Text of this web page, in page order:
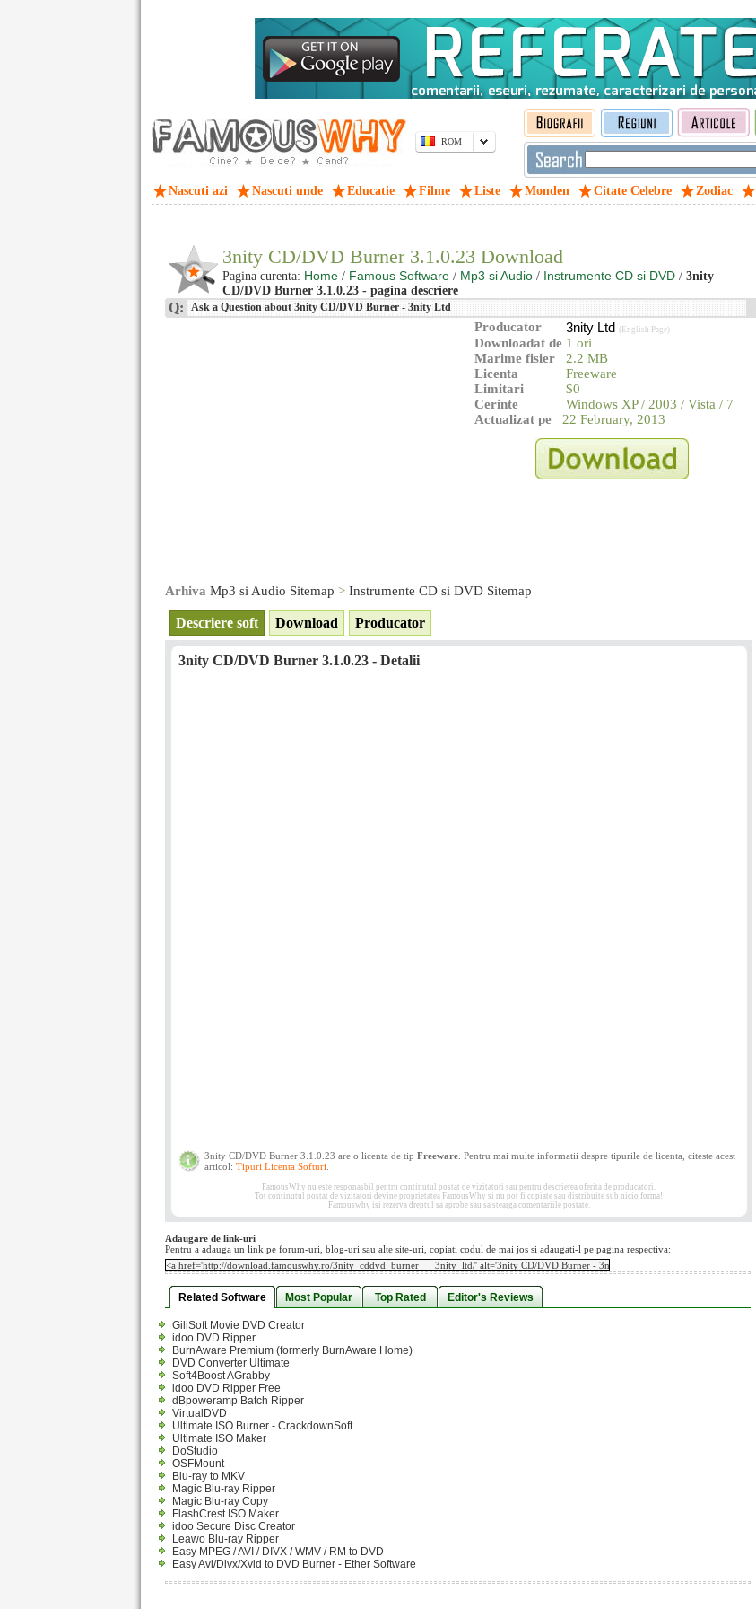
ROM
Nascuti azi Nascuti unde Educatie Filme Liste Monden Citate Celebre Zodiac
3nity CD/DVD Burner 3.1.0.23 Download
Pagina curenta: Home / Famous Software / Mp3 si Audio / Instrumente CD si DVD / 3nity
CD/DVD Burner 3.1.0.23 - pagina descriere
Q: Ask a Question about 3nity CD/DVD Burner - 3nity Ltd
Producator 3nity Ltd (English Page)
Downloadat de 1 ori
Marime fisier
2.2 MB
Licenta
Freeware
Limitari
$0
Cerinte
Windows XP / 2003 / Vista / 7
Actualizat pe
22 February, 2013
Arhiva Mp3 si Audio Sitemap > Instrumente CD si DVD Sitemap
Descriere soft Download Producator
3nity CD/DVD Burner 3.1.0.23 - Detalii
3nity CD/DVD Burner 3.1.0.23 are o licenta de tip Freeware . Pentru mai multe informatii despre tipurile de licenta, citeste acest
articol: Tipuri Licenta Softuri
FamousWhy nu este responasbil pentru continutul postat de vizitatori sau pentru descrierea oferita de producatori.
Tot continutul postat de vizitatori devine proprietatea FamousWhy si nu pot fi copiate sau distribuite sub nicio forma!
Famouswhy isi rezerva dreptul sa aprobe sau sa stearga comentariile postate.
Adaugare de link-uri
Pentru a adauga un link pe forum-uri, blog-uri sau alte site-uri, copiati codul de mai jos si adaugati-l pe pagina respectiva:
Related Software Most Popular Top Rated Editor's Reviews
GiliSoft Movie DVD Creator
idoo DVD Ripper
BurnAware Premium (formerly BurnAware Home)
DVD Converter Ultimate
Soft4Boost AGrabby
idoo DVD Ripper Free
dBpoweramp Batch Ripper
VirtualDVD
Ultimate ISO Burner - CrackdownSoft
Ultimate ISO Maker
DoStudio
OSFMount
Blu-ray to MKV
Magic Blu-ray Ripper
Magic Blu-ray Copy
FlashCrest ISO Maker
idoo Secure Disc Creator
Leawo Blu-ray Ripper
Easy MPEG / AVI / DIVX / WMV / RM to DVD
Easy Avi/Divx/Xvid to DVD Burner - Ether Software